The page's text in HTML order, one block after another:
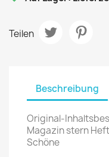
Teilen
Beschreibung
Original-
Magazin stern
Schöne